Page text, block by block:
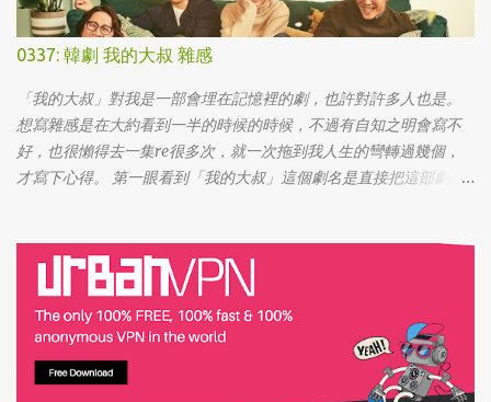
0337: 韓劇 我的大叔 雜感
「我的大叔」對我是一部會埋在記憶裡的劇，也許對許多人也是。
想寫雜感是在大約看到一半的時候的時候，不過有自知之明會寫不
好，也很懶得去一集re很多次，就一次拖到我人生的彎轉過幾個，
才寫下心得。 第一眼看到「我的大叔」這個劇名是直接把這部劇放
不斷，加上面臨了美、日、韓劇的劇荒，個人又特愛喪劇，我硬是
在找出來看了一次…。 不得不說，開頭的辦公室場景，打昆蟲的的情
節和打在代表頭上奇異動畫，讓我以為這是次世代的搞笑辦公室
劇。第一集看完的時候，說真的還真不知道這部劇集要表達什麼 -
因為開頭讓我覺得無厘頭的場景和後續開始步入至安的黑暗世界，
讓我好難入戲。 為什麼要作這飄蟲視角? 為什麼要加這些星星? 所以